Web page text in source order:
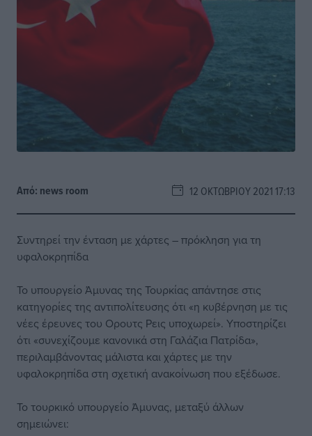
Από: news room 12 ΟΚΤΩΒΡΊΟΥ 2021 17:13
Συντηρεί την ένταση με χάρτες – πρόκληση για τη
υφαλοκρηπίδα
Το υπουργείο Άμυνας της Τουρκίας απάντησε στις
κατηγορίες της αντιπολίτευσης ότι «η κυβέρνηση με τις
νέες έρευνες του Ορουτς Ρεις υποχωρεί». Υποστηρίζει
ότι «συνεχίζουμε κανονικά στη Γαλάζια Πατρίδα»,
περιλαμβάνοντας μάλιστα και χάρτες με την
υφαλοκρηπίδα στη σχετική ανακοίνωση που εξέδωσε.
Το τουρκικό υπουργείο Άμυνας, μεταξύ άλλων
σημειώνει: